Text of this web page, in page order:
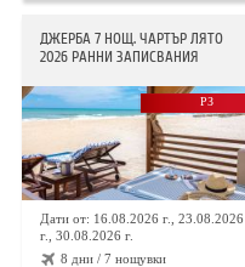
ДЖЕРБА 7 НОЩ. ЧАРТЪР ЛЯТО
2026 РАННИ ЗАПИСВАНИЯ
РЗ
Дати от: 16.08.2026 г., 23.08.2026
г., 30.08.2026 г.
8 дни / 7 нощувки